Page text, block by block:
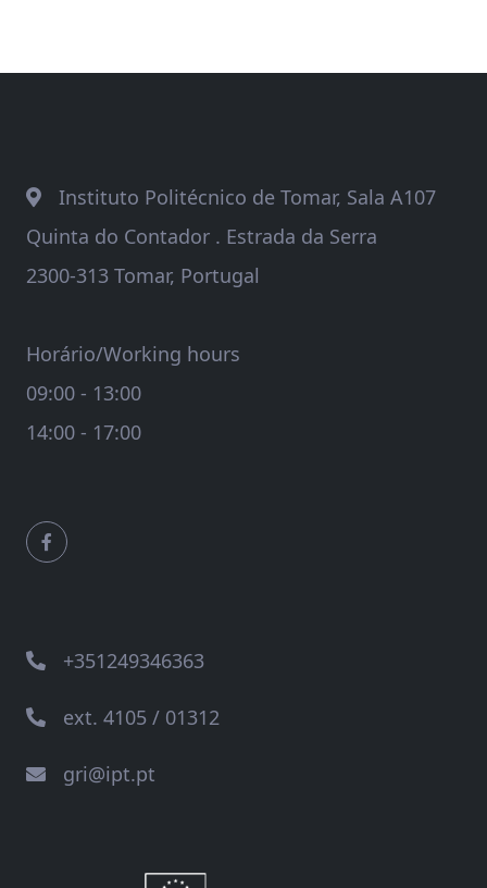
Instituto Politécnico de Tomar, Sala A107
Quinta do Contador . Estrada da Serra
2300-313 Tomar, Portugal
Horário/Working hours
09:00 - 13:00
14:00 - 17:00
+351249346363
ext. 4105 / 01312
gri@ipt.pt